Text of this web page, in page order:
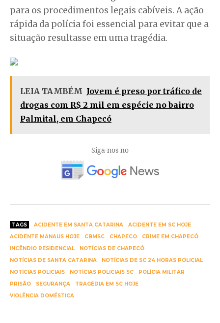
para os procedimentos legais cabíveis. A ação
rápida da polícia foi essencial para evitar que a
situação resultasse em uma tragédia.
LEIA TAMBÉM Jovem é preso por tráfico de
drogas com R$ 2 mil em espécie no bairro
Palmital, em Chapecó
Siga-nos no
TAGS ACIDENTE EM SANTA CATARINA
ACIDENTE EM SC HOJE
ACIDENTE MANAUS HOJE
CBMSC CHAPECO
CRIME EM CHAPECÓ
INCÊNDIO RESIDENCIAL
NOTÍCIAS DE CHAPECÓ
NOTÍCIAS DE SANTA CATARINA
NOTÍCIAS DE SC 24 HORAS POLICIAL
NOTÍCIAS POLICIAIS
NOTÍCIAS POLICIAIS SC
POLÍCIA MILITAR
PRISÃO
SEGURANÇA
TRAGÉDIA EM SC HOJE
VIOLÊNCIA DOMÉSTICA